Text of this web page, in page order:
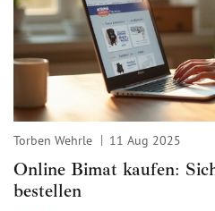
Torben Wehrle 11 Aug 2025
Online Bimat kaufen:
bestellen